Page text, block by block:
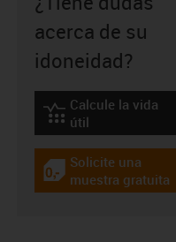
acerca de su
idoneidad?
igus-icon-
Calcule la vida
útil
igus-icon-gratismuster
Solicite una
muestra gratuita